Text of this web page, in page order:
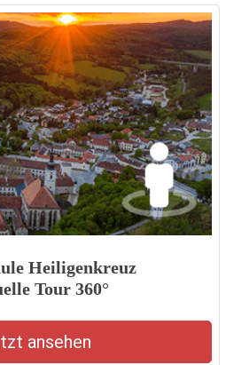
Heiligenkreuz
Tour 360°
ansehen